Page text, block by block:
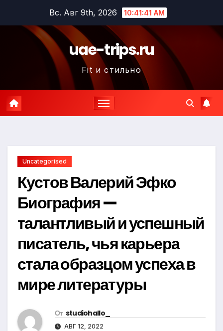
содержимому
Вс. Авг 9th, 2026 10:41:42 AM
uae-trips.ru
Fit и стильно
Uncategorised
Кустов Валерий Эфко
Биография —
талантливый и успешный
писатель, чья карьера
стала образцом успеха в
мире литературы
От studiohallo_
АВГ 12, 2022